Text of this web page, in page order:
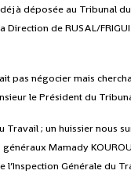
déposée au Tribunal
de RUSAL/
pas négocier mais
le Président du
Travail ; un huissier nous
Mamady
Générale du